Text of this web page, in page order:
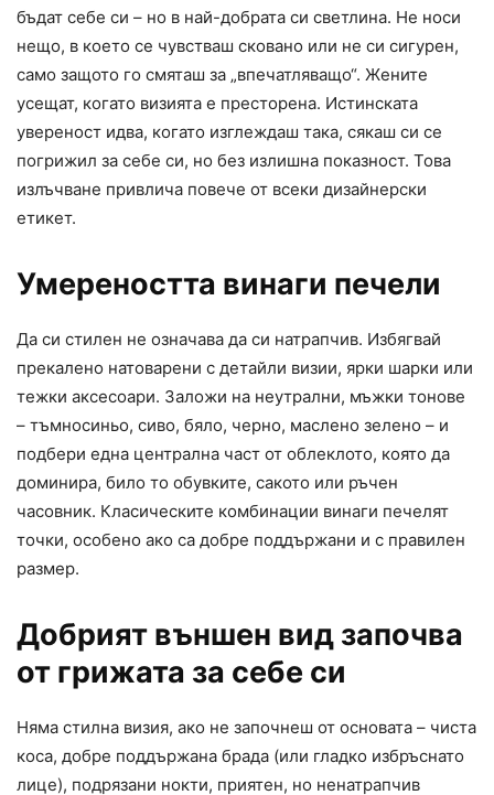
бъдат себе си – но в най-добрата си светлина. Не носи
нещо, в което се чувстваш сковано или не си сигурен,
само защото го смяташ за „впечатляващо“. Жените
усещат, когато визията е престорена. Истинската
увереност идва, когато изглеждаш така, сякаш си се
погрижил за себе си, но без излишна показност. Това
излъчване привлича повече от всеки дизайнерски
етикет.
Умереността винаги печели
Да си стилен не означава да си натрапчив. Избягвай
прекалено натоварени с детайли визии, ярки шарки или
тежки аксесоари. Заложи на неутрални, мъжки тонове
– тъмносиньо, сиво, бяло, черно, маслено зелено – и
подбери една централна част от облеклото, която да
доминира, било то обувките, сакото или ръчен
часовник. Класическите комбинации винаги печелят
точки, особено ако са добре поддържани и с правилен
размер.
Добрият външен вид започва
от грижата за себе си
Няма стилна визия, ако не започнеш от основата – чиста
коса, добре поддържана брада (или гладко избръснато
лице), подрязани нокти, приятен, но ненатрапчив